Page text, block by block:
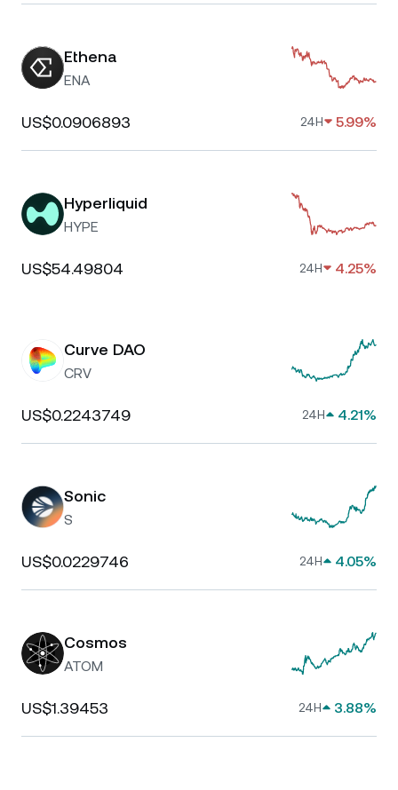
Ethena
ENA
US$0.0906893 24H 5.99%
Hyperliquid
HYPE
US$54.49804 24H 4.25%
Curve DAO
CRV
US$0.2243749 24H 4.21%
Sonic
S
US$0.0229746 24H 4.05%
Cosmos
ATOM
US$1.39453 24H 3.88%